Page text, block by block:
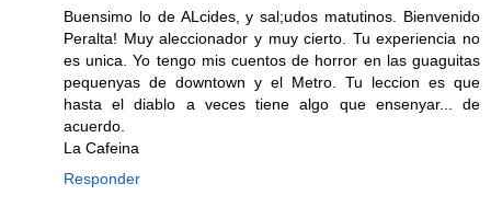
Buensimo lo de ALcides, y sal;udos matutinos. Bienvenido
Peralta! Muy aleccionador y muy cierto. Tu experiencia no
es unica. Yo tengo mis cuentos de horror en las guaguitas
pequenyas de downtown y el Metro. Tu leccion es que
hasta el diablo a veces tiene algo que ensenyar... de
acuerdo.
La Cafeina
Responder